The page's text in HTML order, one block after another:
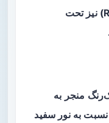
گونه‌های فعال اکسیژن (ROS) نیز تحت
منجر به
به نور سفید